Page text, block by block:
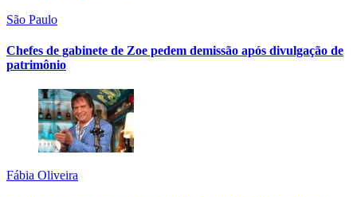
São Paulo
Chefes de gabinete de Zoe pedem demissão após divulgação de
patrimônio
Fábia Oliveira